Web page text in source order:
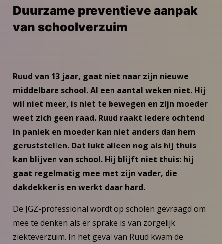
Duurzame preventieve aanpak
van schoolverzuim
Ruud van 13 jaar, gaat niet naar zijn nieuwe
middelbare school. Al een aantal weken niet. Hij
wil niet meer, is niet te bewegen en zijn moeder
weet zich geen raad. Ruud raakt iedere ochtend
in paniek en moeder kan niet anders dan hem
geruststellen. Dat lukt alleen nog als hij thuis
kan blijven van school. Hij blijft niet thuis: hij
gaat regelmatig mee met zijn vader, die
dakdekker is en werkt daar hard.
De JGZ-professional wordt op scholen gevraagd om
mee te denken als er sprake is van zorgelijk
ziekteverzuim. In het geval van Ruud kwam de